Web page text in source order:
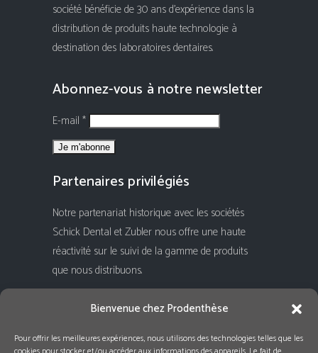
Bienvenue chez Prodenthèse
Pour offrir les meilleures expériences, nous utilisons des technologies telles que les
société bénéficie de 30 ans d'expérience dans la
distribution de produits haute technologie à
destination des laboratoires dentaires.
Abonnez-vous à notre newsletter
E-mail *
Partenaires privilégiés
Notre partenariat historique avec les sociétés
Schick Dental et Zubler nous offre une haute
réactivité sur le suivi de la gamme de produits
que nous distribuons.
Rejoignez-nous !